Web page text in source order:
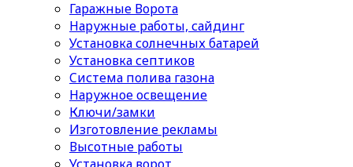
Гаражные Ворота
Наружные работы, сайдинг
Установка солнечных батарей
Установка септиков
Cистема полива газона
Наружное освещение
Ключи/замки
Изготовление рекламы
Высотные работы